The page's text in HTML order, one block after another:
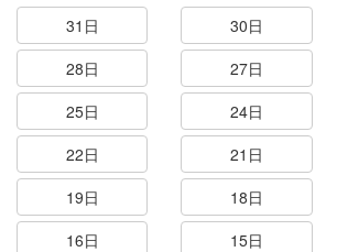
31日 30日
28日
27日
25日
24日
22日
21日
19日
18日
16日
15日